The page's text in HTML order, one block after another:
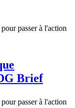
passer à l'action
Brief
passer à l'action